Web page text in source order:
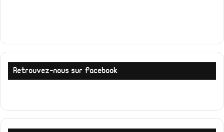
Retrouvez-nous sur Facebook